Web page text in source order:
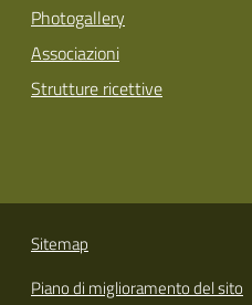
Photogallery
Associazioni
Strutture ricettive
Sitemap
Piano di miglioramento del sito